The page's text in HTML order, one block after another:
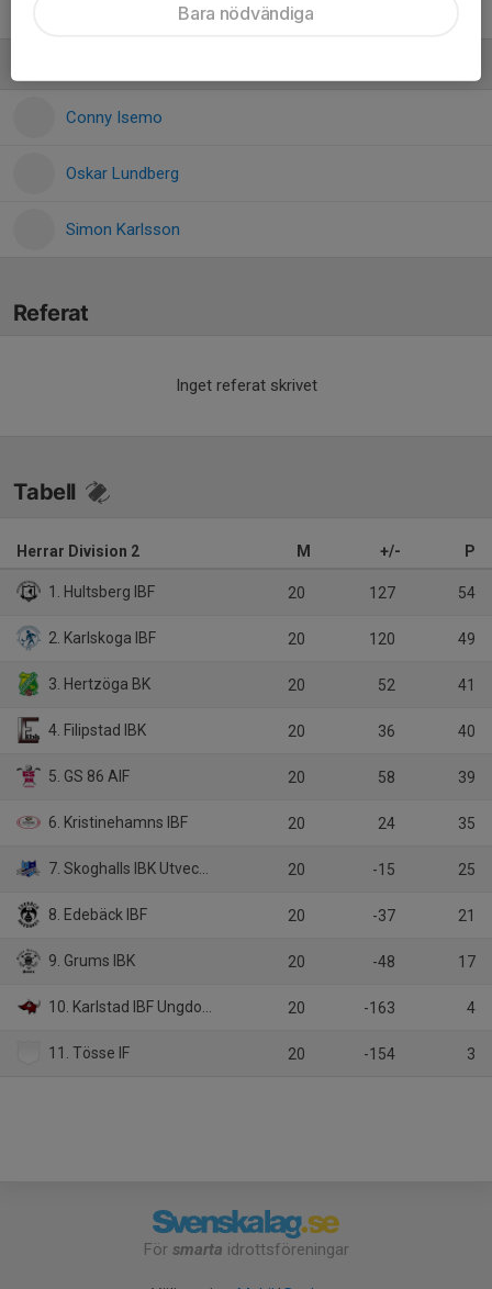
Conny Isemo
Oskar Lundberg
Simon Karlsson
Referat
Inget referat skrivet
Tabell
Herrar Division 2 M +/- P
1. Hultsberg IBF 20 127 54
2. Karlskoga IBF 20 120 49
3. Hertzöga BK 20 52 41
4. Filipstad IBK 20 36 40
5. GS 86 AIF 20 58 39
6. Kristinehamns IBF 20 24 35
7. Skoghalls IBK Utveckling 20 -15 25
8. Edebäck IBF 20 -37 21
9. Grums IBK 20 -48 17
10. Karlstad IBF Ungdom 20 -163 4
11. Tösse IF 20 -154 3
För smarta idrottsföreningar
Bara nödvändiga